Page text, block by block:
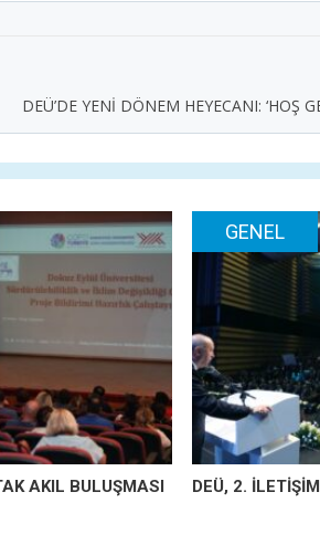
DEÜ’DE YENİ DÖNEM HEYECANI: ‘HOŞ
AKIL BULUŞMASI
GENEL
DEÜ, 2.